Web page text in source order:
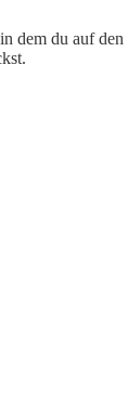
dem du auf den